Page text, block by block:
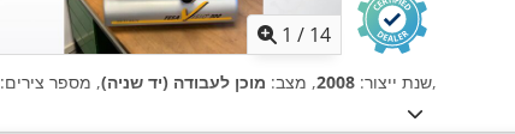
1 / 14
שנת ייצור: 2008, מצב: מוכן לעבודה (יד שניה), מספר צירים: ,